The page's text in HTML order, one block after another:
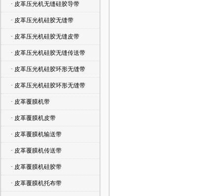
· 皮革压光机无缝硅胶导带
· 皮革压光机硅胶无缝带
· 皮革压光机硅胶无缝皮带
· 皮革压光机硅胶无缝传送带
· 皮革压光机硅胶环形无缝带
· 皮革压光机硅胶环形无缝带
· 皮革覆膜机带
· 皮革覆膜机皮带
· 皮革覆膜机输送带
· 皮革覆膜机传送带
· 皮革覆膜机硅胶带
· 皮革覆膜机托布带